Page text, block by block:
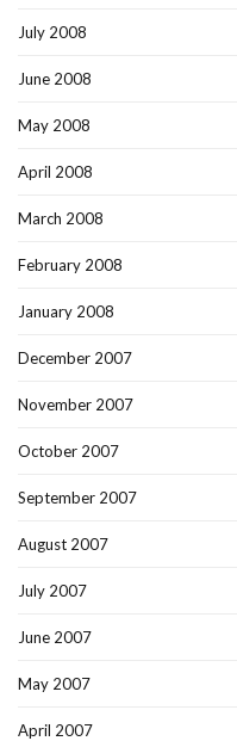
July 2008
June 2008
May 2008
April 2008
March 2008
February 2008
January 2008
December 2007
November 2007
October 2007
September 2007
August 2007
July 2007
June 2007
May 2007
April 2007